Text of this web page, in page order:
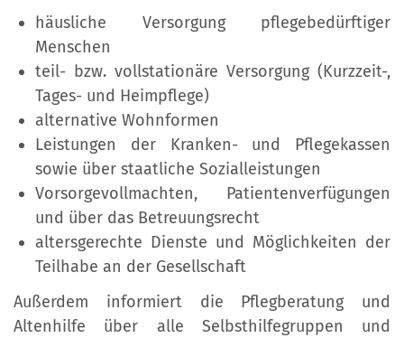
häusliche Versorgung pflegebedürftiger
Menschen
teil- bzw. vollstationäre Versorgung (Kurzzeit-,
Tages- und Heimpflege)
alternative Wohnformen
Leistungen der Kranken- und Pflegekassen
sowie über staatliche Sozialleistungen
Vorsorgevollmachten, Patientenverfügungen
und über das Betreuungsrecht
altersgerechte Dienste und Möglichkeiten der
Teilhabe an der Gesellschaft
Außerdem informiert die Pflegberatung und
Altenhilfe über alle Selbsthilfegruppen und